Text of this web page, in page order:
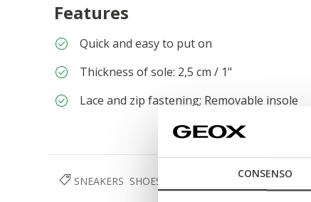
CONSENSO
Features
Quick and easy to put on
Thickness of sole: 2,5 cm / 1"
Lace and zip fastening; Removable insole
SNEAKERS SHOES